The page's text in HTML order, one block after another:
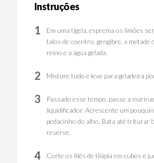
Instruções
1
Em uma tigela, esprema os limões
talos de coentro, gengibre, a metade
reino e a água gelada.
2 Misture tudo e leve para geladeira
3
Passado esse tempo, passe a
liquidificador. Acrescente um
pedacinho do alho. Bata até triturar
reserve.
4 Corte os filés de tilápia em cubos e